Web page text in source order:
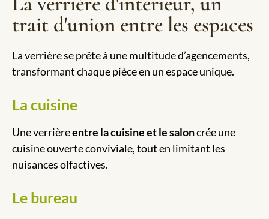
trait d'union entre les espaces
La verrière se prête à une multitude d’agencements,
transformant chaque pièce en un espace unique.
La cuisine
Une verrièreentre la cuisine et le saloncrée une
cuisine ouverte conviviale, tout en limitant les
nuisances olfactives.
Le bureau